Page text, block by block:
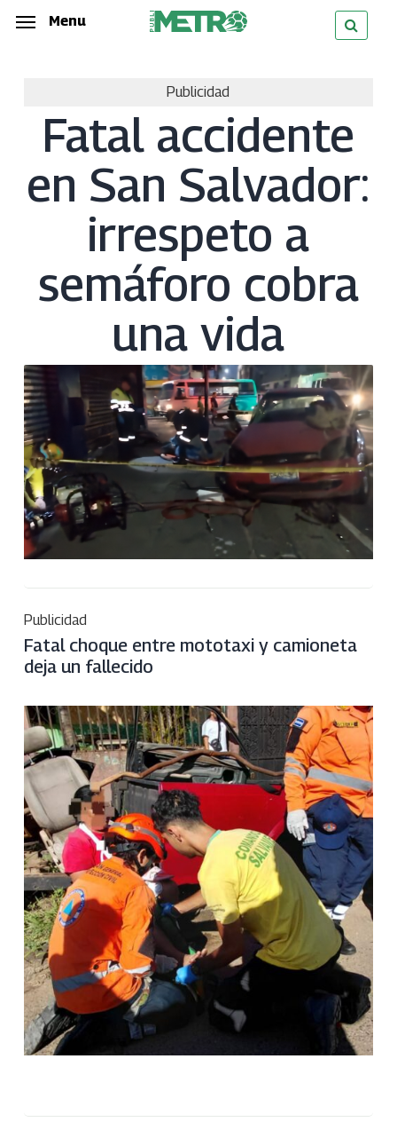
Skip
Menu
Publicidad
Fatal accidente
en San Salvador:
irrespeto a
semáforo cobra
una vida
Publicidad
Fatal choque entre mototaxi y camioneta
deja un fallecido
Menu